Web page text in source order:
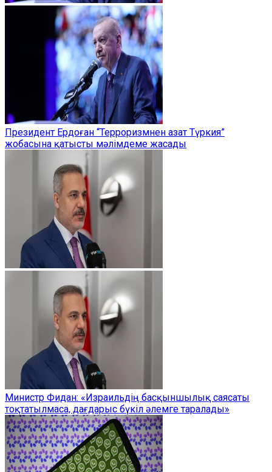
Президент Ердоған “Терроризмнен азат Түркия”
жобасына қатысты мәлімдеме жасады
Министр Фидан: «Израильдің басқыншылық саясаты
тоқтатылмаса, дағдарыс бүкіл әлемге таралады»